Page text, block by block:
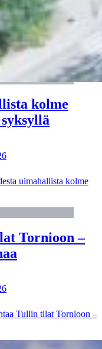
kolme
uimahallista kolme
Tornioon –
Tullin tilat Tornioon –